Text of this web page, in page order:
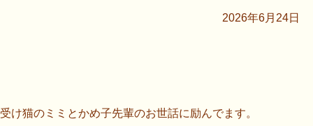
2026年6月24日
け猫のミミとかめ子先輩のお世話に励んでます。